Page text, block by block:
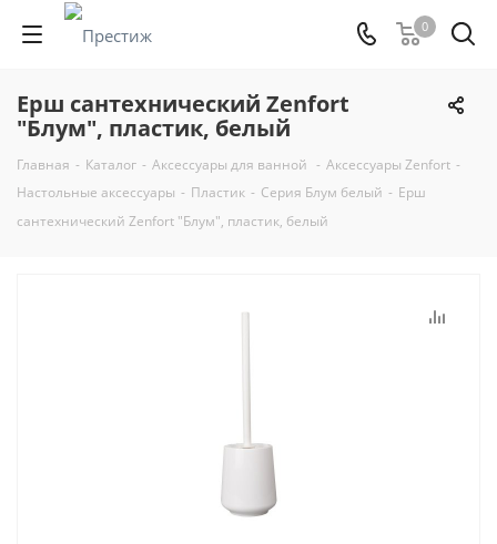
0
Ерш сантехнический Zenfort
"Блум", пластик, белый
Главная - Каталог - Аксессуары для ванной - Аксессуары Zenfort -
Настольные аксессуары - Пластик - Серия Блум белый - Ерш
сантехнический Zenfort "Блум", пластик, белый